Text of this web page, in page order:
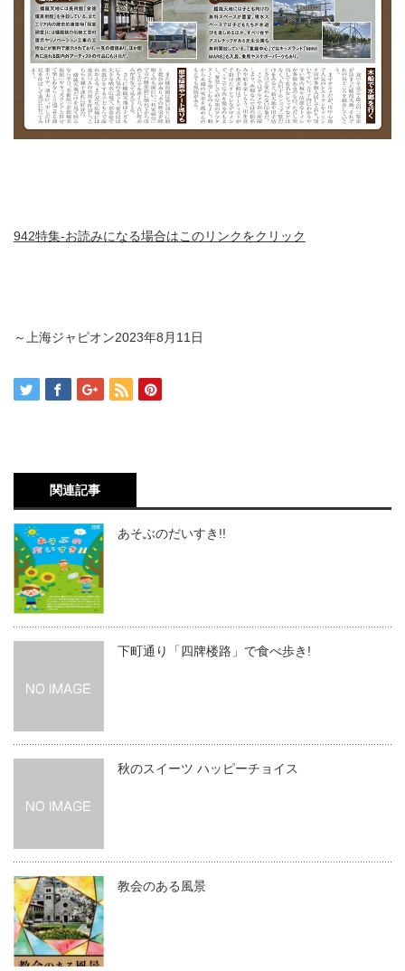
942特集-お読みになる場合はこのリンクをクリック
～上海ジャピオン2023年8月11日
関連記事
あそぶのだいすき!!
下町通り「四牌楼路」で食べ歩き!
秋のスイーツ ハッピーチョイス
教会のある風景